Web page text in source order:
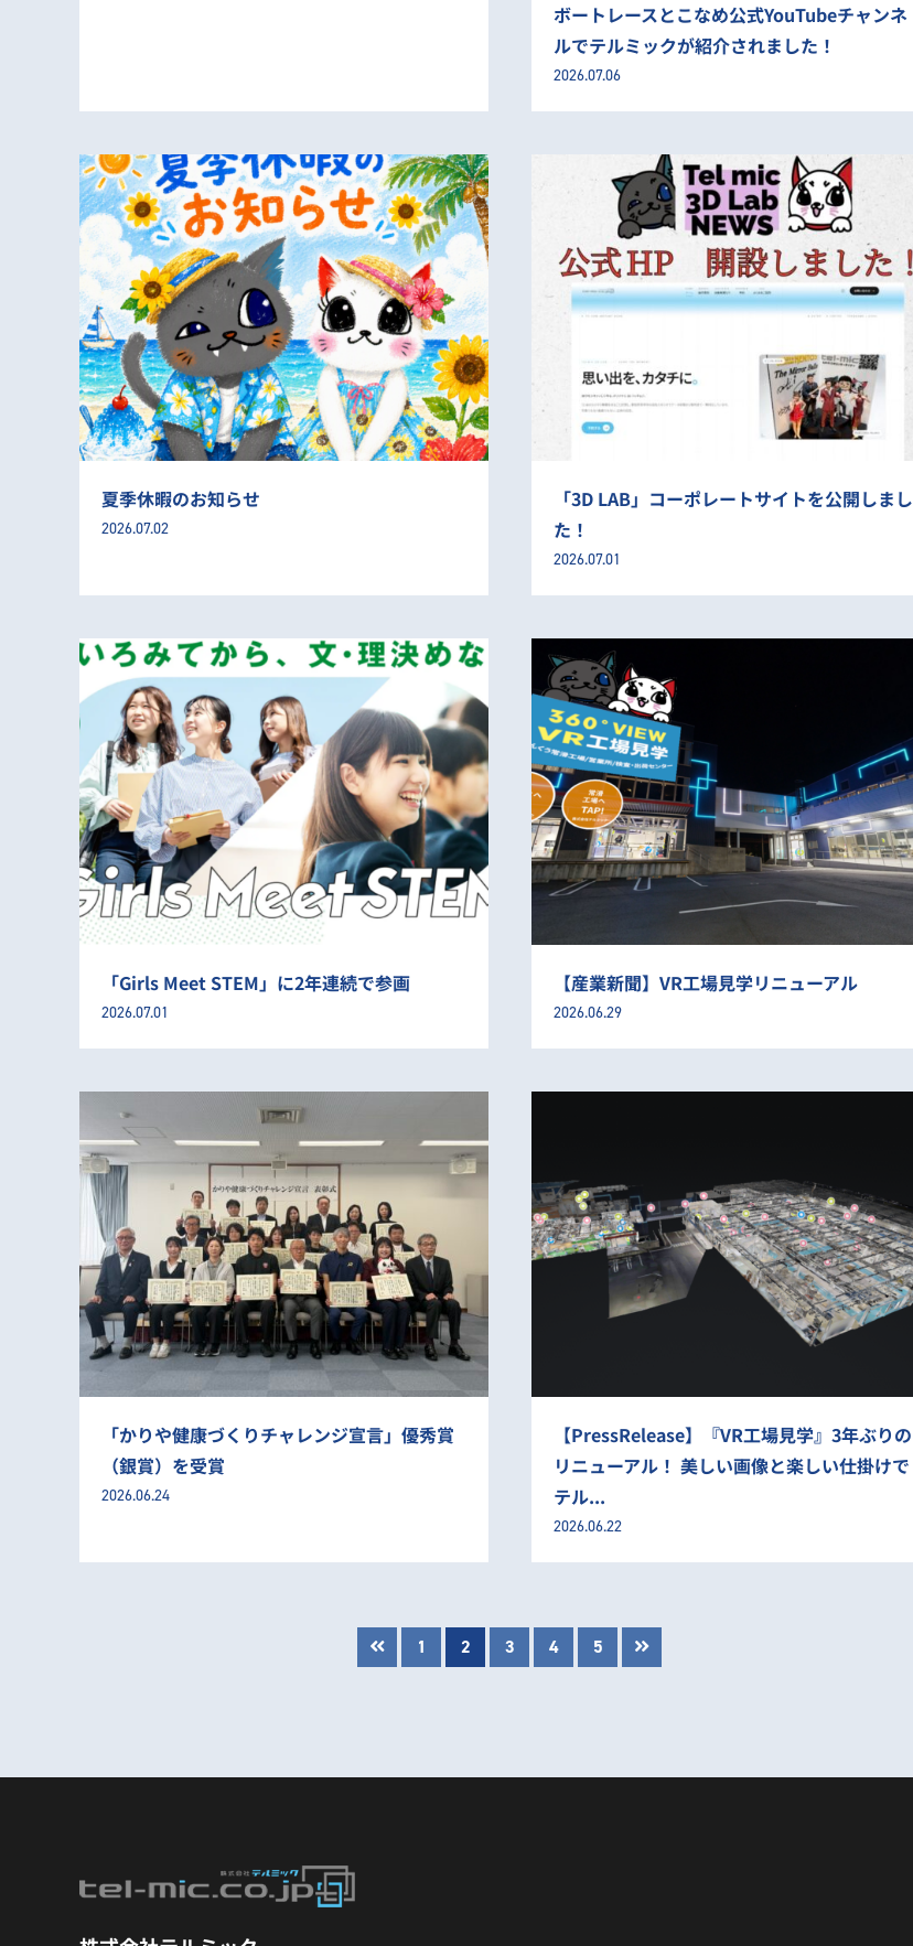
ボートレースとこなめ公式YouTubeチャンネ
ルでテルミックが紹介されました！
2026.07.06
夏季休暇のお知らせ
2026.07.02
「3D LAB」コーポレートサイトを公開しまし
た！
2026.07.01
「Girls Meet STEM」に2年連続で参画
2026.07.01
【産業新聞】VR工場見学リニューアル
2026.06.29
「かりや健康づくりチャレンジ宣言」優秀賞
（銀賞）を受賞
2026.06.24
【PressRelease】『VR工場見学』3年ぶりの
リニューアル！ 美しい画像と楽しい仕掛けで
テル...
2026.06.22
1 2 3 4 5